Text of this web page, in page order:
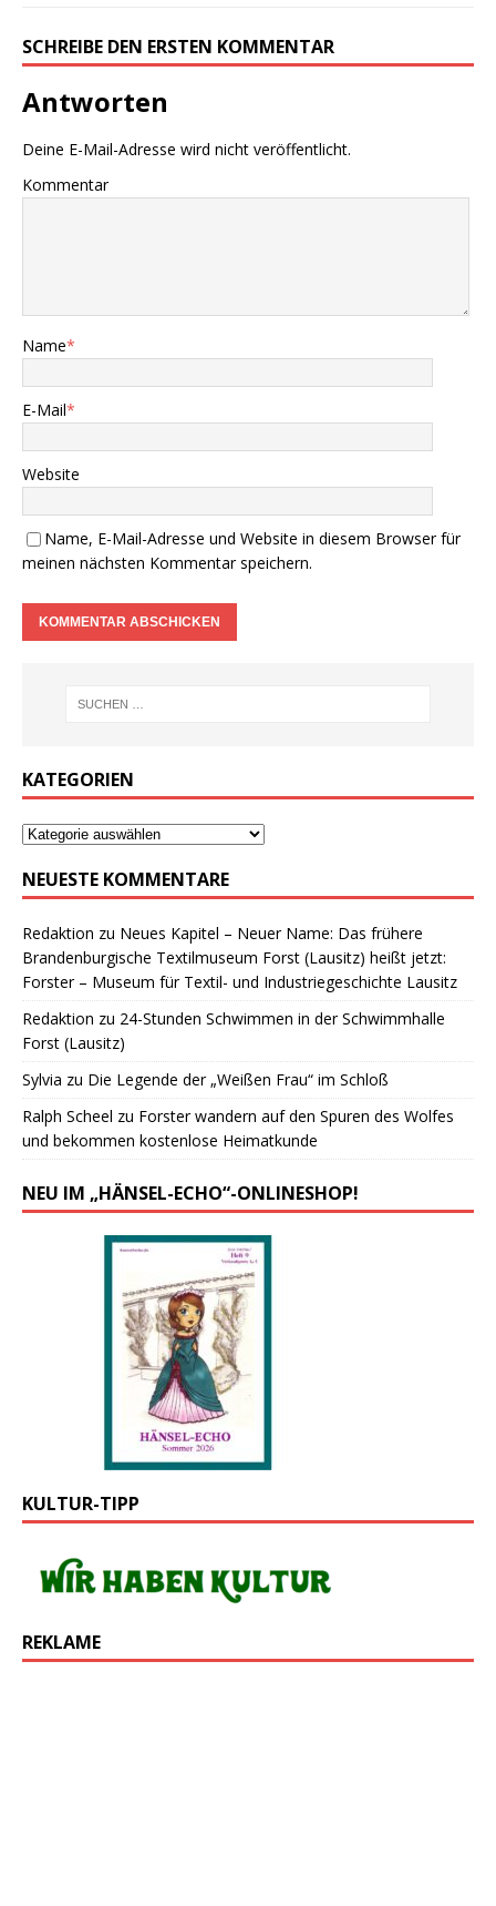
SCHREIBE DEN ERSTEN KOMMENTAR
Antworten
Deine E-Mail-Adresse wird nicht veröffentlicht.
Kommentar
Name*
E-Mail*
Website
Name, E-Mail-Adresse und Website in diesem Browser für
meinen nächsten Kommentar speichern.
KATEGORIEN
NEUESTE KOMMENTARE
Redaktion zu Neues Kapitel – Neuer Name: Das frühere
Brandenburgische Textilmuseum Forst (Lausitz) heißt jetzt:
Forster – Museum für Textil- und Industriegeschichte Lausitz
Redaktion zu 24-Stunden Schwimmen in der Schwimmhalle
Forst (Lausitz)
Sylvia zu Die Legende der „Weißen Frau“ im Schloß
Ralph Scheel zu Forster wandern auf den Spuren des Wolfes
und bekommen kostenlose Heimatkunde
NEU IM „HÄNSEL-ECHO“-ONLINESHOP!
KULTUR-TIPP
REKLAME